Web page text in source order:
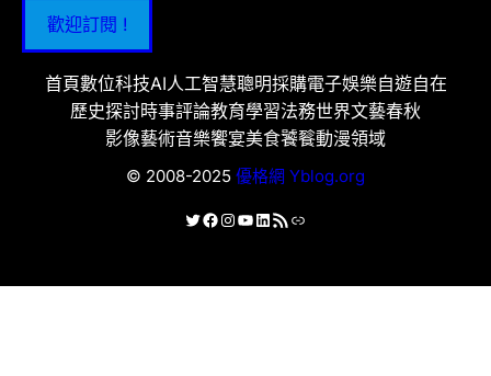
歡迎訂閱 !
首頁數位科技AI人工智慧聰明採購電子娛樂自遊自在
歷史探討時事評論教育學習法務世界文藝春秋
影像藝術音樂饗宴美食饕餮動漫領域
© 2008-2025 優格網 Yblog.org
X Facebook
Instagram
YouTube
LinkedIn
RSS 資訊提供連結